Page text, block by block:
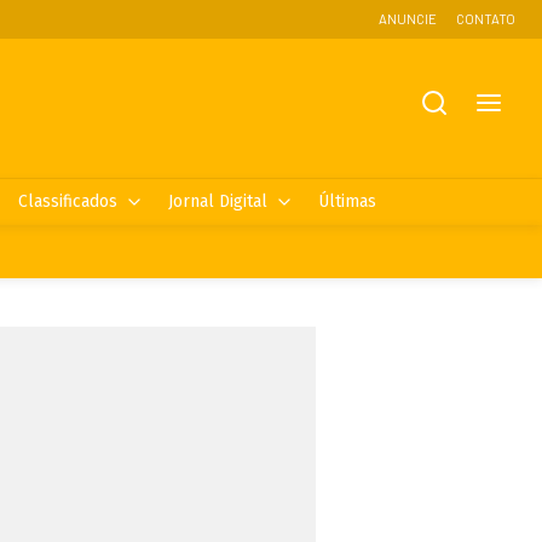
ANUNCIE CONTATO
Classificados Jornal Digital Últimas